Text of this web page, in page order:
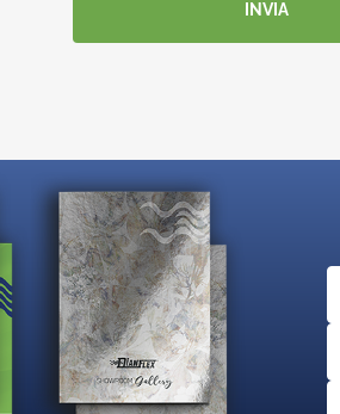
INVIA